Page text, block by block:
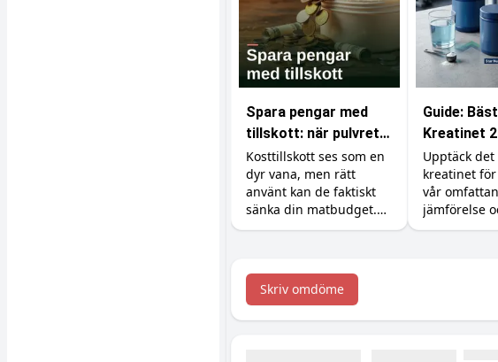
Spara pengar med
tillskott: när pulvret
är billigare än maten
Kosttillskott ses som en
dyr vana, men rätt
använt kan de faktiskt
sänka din matbudget.
Så ersätter du dyra
med billigare protein,
kreatin och vitaminer.
Guide:
Kreatinet
du
Upptäck det
kreatinet
vår
jämförelse
Skriv omdöme